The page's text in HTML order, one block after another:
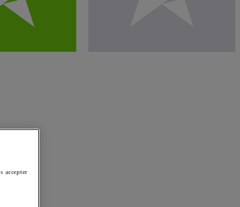
accepter